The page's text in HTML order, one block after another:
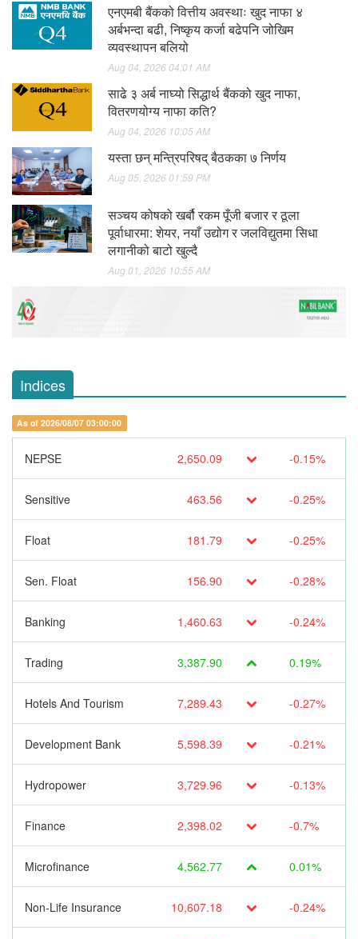
एनएमबी बैंकको वित्तीय अवस्थाः खुद नाफा ४
अर्बभन्दा बढी, निष्कृय कर्जा बढेपनि जोखिम
व्यवस्थापन बलियो
Aug 04, 2026 04:01 AM
साढे ३ अर्ब नाघ्यो सिद्धार्थ बैंकको खुद नाफा,
वितरणयोग्य नाफा कति?
Aug 04, 2026 10:05 AM
यस्ता छन् मन्त्रिपरिषद् बैठकका ७ निर्णय
Aug 05, 2026 01:59 PM
सञ्चय कोषको खर्बौ रकम पूँजी बजार र ठूला
पूर्वाधारमा: शेयर, नयाँ उद्योग र जलविद्युतमा सिधा
लगानीको बाटो खुल्दै
Aug 01, 2026 10:55 AM
Indices
As of 2026/08/07 03:00:00
NEPSE 2,650.09 -0.15%
Sensitive 463.56 -0.25%
Float 181.79 -0.25%
Sen. Float 156.90 -0.28%
Banking 1,460.63 -0.24%
Trading 3,387.90 0.19%
Hotels And Tourism 7,289.43 -0.27%
Development Bank 5,598.39 -0.21%
Hydropower 3,729.96 -0.13%
Finance 2,398.02 -0.7%
Microfinance 4,562.77 0.01%
Non-Life Insurance 10,607.18 -0.24%